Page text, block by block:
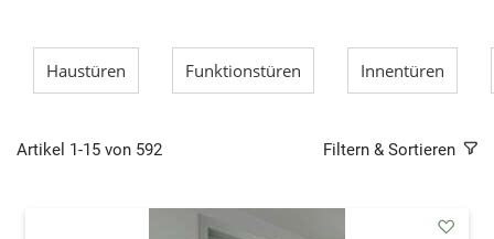
Haustüren Funktionstüren Innentüren
Artikel 1-15 von 592 Filtern & Sortieren